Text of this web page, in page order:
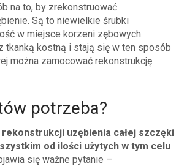
na to, by zrekonstruować
Są to niewielkie śrubki
w miejsce korzeni zębowych.
tkanką kostną i stają się w ten sposób
można zamocować rekonstrukcję
potrzeba?
rekonstrukcji uzębienia całej szczęki
od ilości użytych w tym celu
się ważne pytanie –